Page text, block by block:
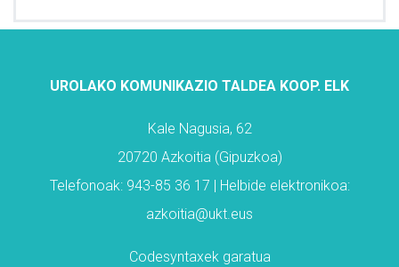
UROLAKO KOMUNIKAZIO TALDEA KOOP. ELK
Kale Nagusia, 62
20720 Azkoitia (Gipuzkoa)
Telefonoak: 943-85 36 17 | Helbide elektronikoa:
azkoitia@ukt.eus
Codesyntaxek garatua